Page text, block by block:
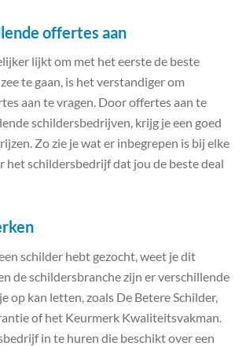
offertes aan
lijkt om met het eerste de beste
te gaan, is het verstandiger om
aan te vragen. Door offertes aan te
schildersbedrijven, krijg je een goed
Zo zie je wat er inbegrepen is bij elke
het schildersbedrijf dat jou de beste deal
schilder hebt gezocht, weet je dit
de schildersbranche zijn er verschillende
op kan letten, zoals De Betere Schilder,
of het Keurmerk Kwaliteitsvakman.
in te huren die beschikt over een